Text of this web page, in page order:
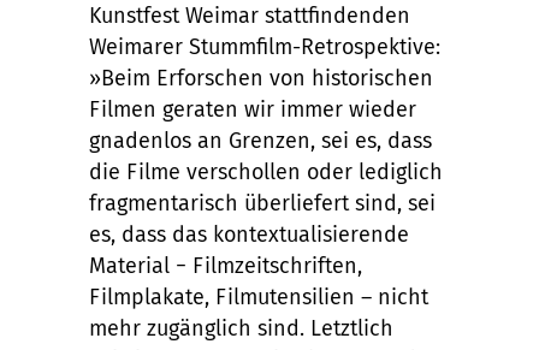
Kunstfest Weimar stattfindenden
Weimarer Stummfilm-Retrospektive:
»Beim Erforschen von historischen
Filmen geraten wir immer wieder
gnadenlos an Grenzen, sei es, dass
die Filme verschollen oder lediglich
fragmentarisch überliefert sind, sei
es, dass das kontextualisierende
Material − Filmzeitschriften,
Filmplakate, Filmutensilien – nicht
mehr zugänglich sind. Letztlich